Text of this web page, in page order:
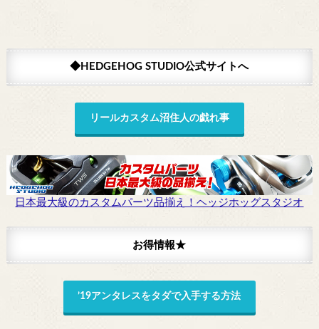
◆HEDGEHOG STUDIO公式サイトへ
リールカスタム沼住人の戯れ事
日本最大級のカスタムパーツ品揃え！ヘッジホッグスタジオ
お得情報★
’19アンタレスをタダで入手する方法